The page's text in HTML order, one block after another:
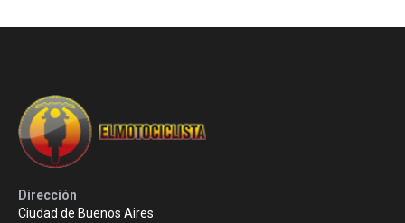
Dirección
Ciudad de Buenos Aires